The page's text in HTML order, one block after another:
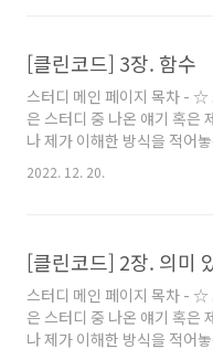
다. 주석을 달 때마다 자신에
사실을 푸념해야 마땅하다. 주
다. 주석은 오래될수록 코드
그래머들이 주석을 유지하고
으로 불가능하다. 주석은 나
못한다 ⚈ 코드에 주석을 추가
[클린코드] 3장. 함수
스터디 메인 페이지 목차 - ☆
은 스터디 중 나온 얘기 혹은
나 제가 이해한 방식을 적어
말하고자 하는 바와 다를 수
미지의 출처는 클린 코드(로버
작은 함수가 좋다. ⚈ 이하와
야 한다. public static
pageData, boolean
(isTestPage(pageData)) {
2022. 12. 20.
[클린코드] 2장. 의미
스터디 메인 페이지 목차 - ☆
은 스터디 중 나온 얘기 혹은
나 제가 이해한 방식을 적어